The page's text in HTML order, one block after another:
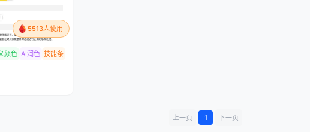
5513人使用
颜色 AI润色 技能条
上一页 1 下一页